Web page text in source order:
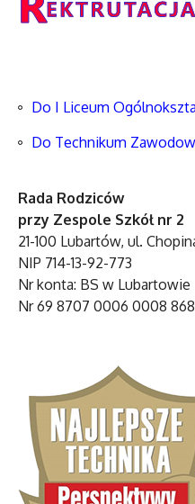
Do I Liceum
Do Technikum
Rada Rodziców
przy Zespole Szkół nr 2
21-100 Lubartów, ul.
NIP 714-13-92-773
Nr konta: BS w Lubartowie
Nr 69 8707 0006 0008